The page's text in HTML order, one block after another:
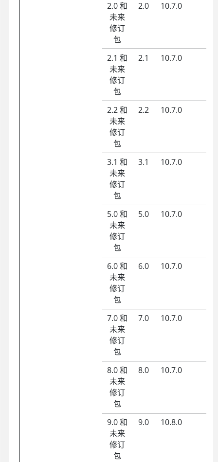
2.0 和
未来
修订
包
2.0 10.7.0
2.1 和
未来
修订
包
2.1 10.7.0
2.2 和
未来
修订
包
2.2 10.7.0
3.1 和
未来
修订
包
3.1 10.7.0
5.0 和
未来
修订
包
5.0 10.7.0
6.0 和
未来
修订
包
6.0 10.7.0
7.0 和
未来
修订
包
7.0 10.7.0
8.0 和
未来
修订
包
8.0 10.7.0
9.0 和
未来
修订
包
9.0 10.8.0